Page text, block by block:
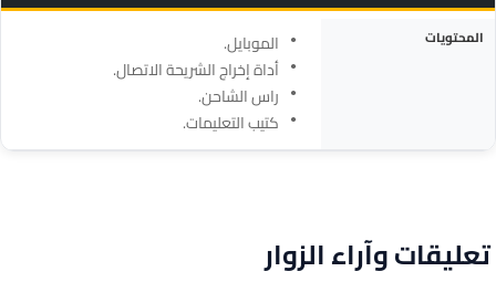
المواصفة
المحتويات
الموبايل.
أداة إخراج الشريحة الاتصال.
راس الشاحن.
كتيب التعليمات.
تعليقات وآراء الزوار